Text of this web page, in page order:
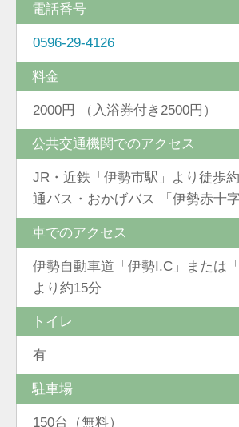
電話番号
0596-29-4126
料金
2000円 （入浴券付き2500円）
公共交通機関でのアクセス
JR・近鉄「伊勢市駅」より徒歩
通バス・おかげバス 「伊勢赤十
車でのアクセス
伊勢自動車道「伊勢I.C」または「
より約15分
トイレ
有
駐車場
150台（無料）